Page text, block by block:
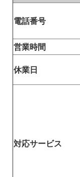
電話番号
営業時間
休業日
対応サービス